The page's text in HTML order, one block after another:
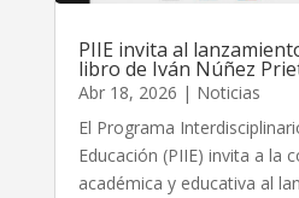
PIIE invita al
libro de Iván Núñez
Abr 18, 2026 | Noticias
El Programa
Educación (PIIE) invita a la
académica y educativa al